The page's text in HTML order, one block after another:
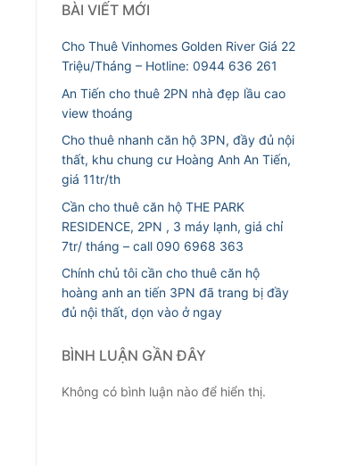
BÀI VIẾT MỚI
Cho Thuê Vinhomes Golden River Giá 22
Triệu/Tháng – Hotline: 0944 636 261
An Tiến cho thuê 2PN nhà đẹp lầu cao
view thoáng
Cho thuê nhanh căn hộ 3PN, đầy đủ nội
thất, khu chung cư Hoàng Anh An Tiến,
giá 11tr/th
Cần cho thuê căn hộ THE PARK
RESIDENCE, 2PN , 3 máy lạnh, giá chỉ
7tr/ tháng – call 090 6968 363
Chính chủ tôi cần cho thuê căn hộ
hoàng anh an tiến 3PN đã trang bị đầy
đủ nội thất, dọn vào ở ngay
BÌNH LUẬN GẦN ĐÂY
Không có bình luận nào để hiển thị.